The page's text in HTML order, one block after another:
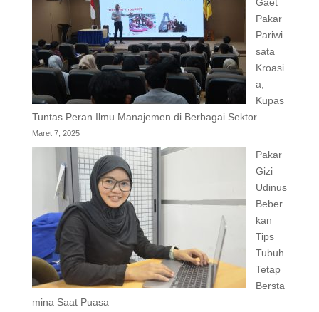
Pakar
Pariwi
sata
Kroasi
a,
Kupas
Tuntas Peran Ilmu Manajemen di Berbagai Sektor
Maret 7, 2025
Pakar
Gizi
Udinus
Beber
kan
Tips
Tubuh
Tetap
Bersta
mina Saat Puasa